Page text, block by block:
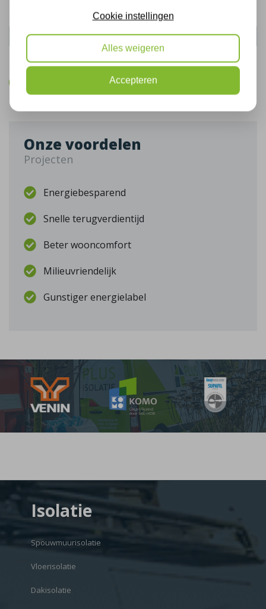
De gegevens die u hier verstrekt vallen onder ons
Onze voordelen
Projecten
Energiebesparend
Snelle terugverdientijd
Beter wooncomfort
Milieuvriendelijk
Gunstiger energielabel
Isolatie
Spouwmuurisolatie
Vloerisolatie
Dakisolatie
Cookie instellingen
Alles weigeren
Accepteren